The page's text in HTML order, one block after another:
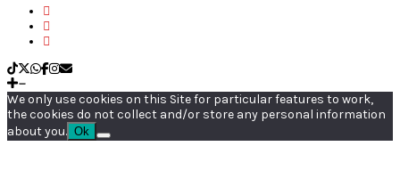
We only use cookies on this Site for particular features to work,
the cookies do not collect and/or store any personal information
about you. Ok